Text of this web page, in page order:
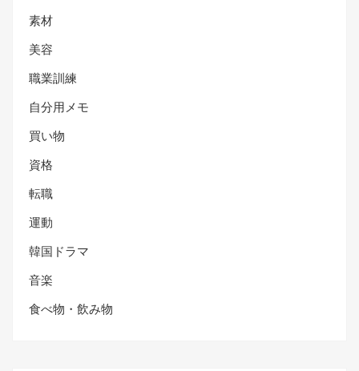
素材
美容
職業訓練
自分用メモ
買い物
資格
転職
運動
韓国ドラマ
音楽
食べ物・飲み物